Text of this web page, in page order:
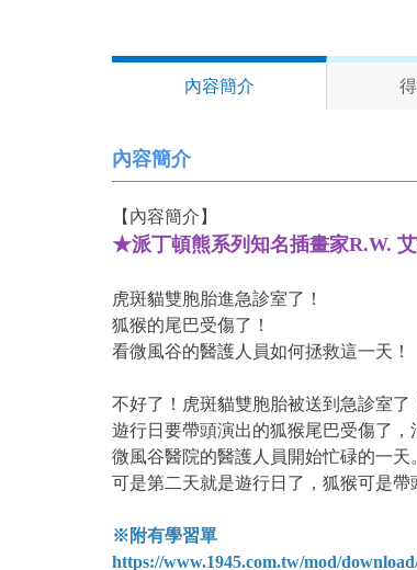
內容簡介
內容簡介
【內容簡介】
★派丁頓熊系列知名插畫家R.W.
虎斑貓雙胞胎進急診室了！
狐猴的尾巴受傷了！
看微風谷的醫護人員如何拯救這一天！
不好了！虎斑貓雙胞胎被送到急診室了
遊行日要帶頭演出的狐猴尾巴受傷了，
微風谷醫院的醫護人員開始忙碌的一
可是第二天就是遊行日了，狐猴可是
※附有學習單
https://www.1945.com.tw/mod/